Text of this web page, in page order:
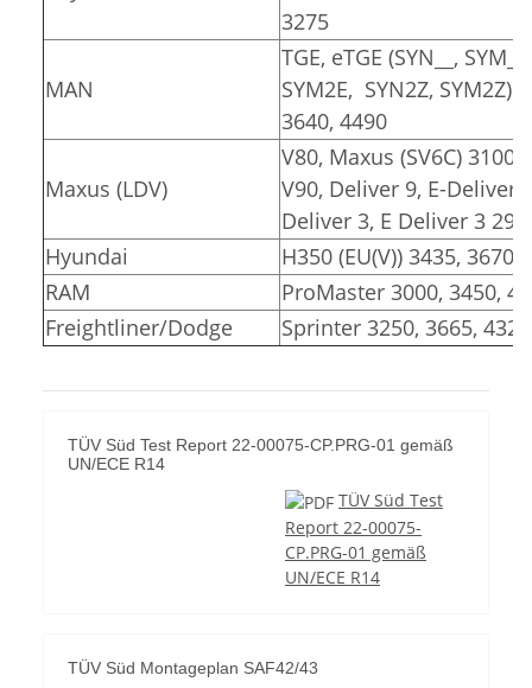
3275
MAN
TGE, eTGE (SYN__,
SYM2E, SYN2Z, SYM2Z)
3640, 4490
Maxus (LDV)
V80, Maxus (SV6C) 3100,
V90, Deliver 9, E-Deliver
Deliver 3, E Deliver 3
Hyundai
H350 (EU(V)) 3435, 3670
RAM
ProMaster 3000, 3450,
Freightliner/Dodge
Sprinter 3250, 3665, 4325
TÜV Süd Test Report 22-00075-CP.PRG-01 gemäß
UN/ECE R14
TÜV Süd Test
Report 22-00075-
CP.PRG-01 gemäß
UN/ECE R14
TÜV Süd Montageplan SAF42/43